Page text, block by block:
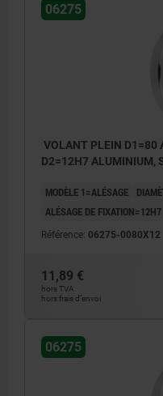
06275
VOLANT PLEIN D1=80
D2=12H7 ALUMINIUM,
MODÈLE 1=ALÉSAGE
ALÉSAGE DE FIXATION=12H7
Référence: 06275-0080X12
11,89 €
hors TVA
hors frais d’envoi
06275